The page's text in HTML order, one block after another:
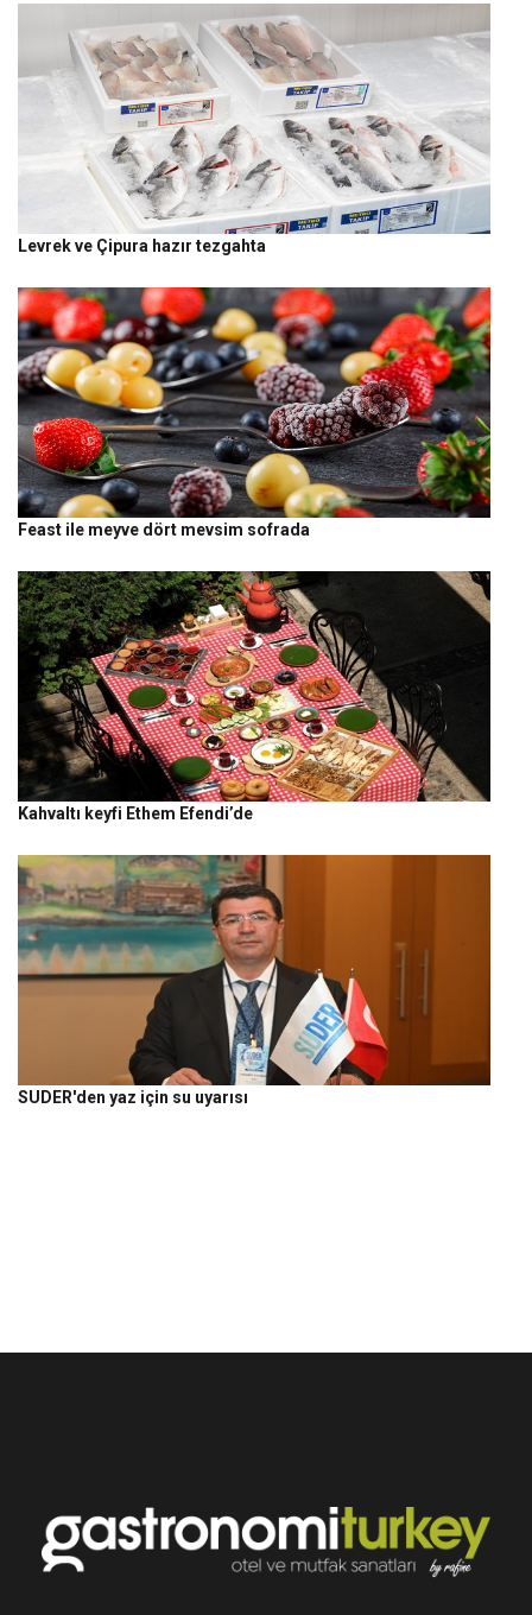
Levrek ve Çipura hazır tezgahta
Feast ile meyve dört mevsim sofrada
Kahvaltı keyfi Ethem Efendi’de
SUDER'den yaz için su uyarısı